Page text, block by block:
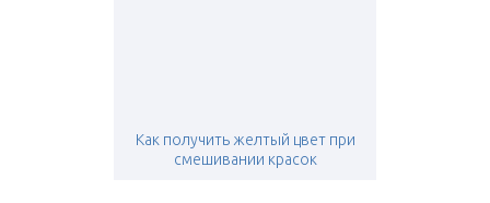
Как получить желтый цвет при
смешивании красок